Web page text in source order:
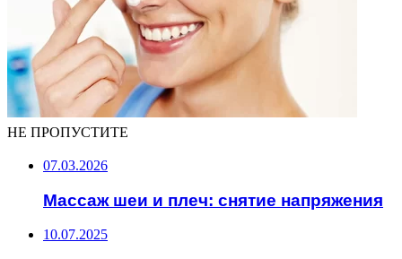
НЕ ПРОПУСТИТЕ
07.03.2026
Массаж шеи и плеч: снятие напряжения
10.07.2025